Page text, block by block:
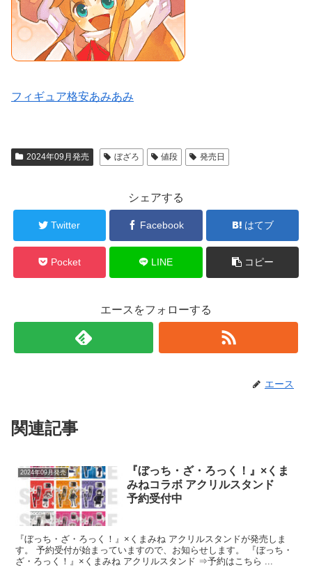
フィギュア格安あみあみ
2024年09月発売 ぼざろ 値段 発売日
シェアする
Twitter Facebook はてブ
Pocket LINE コピー
エースをフォローする
エース
関連記事
2024年09月発売
『ぼっち・ざ・ろっく！』×くま
みねコラボ アクリルスタンド
予約受付中
『ぼっち・ざ・ろっく！』×くまみね アクリルスタンドが発売しま
す。 予約受付が始まっていますので、お知らせします。 『ぼっち・